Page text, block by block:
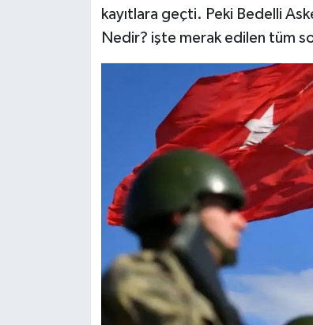
kayıtlara geçti. Peki Bedelli
Nedir? işte merak edilen tüm